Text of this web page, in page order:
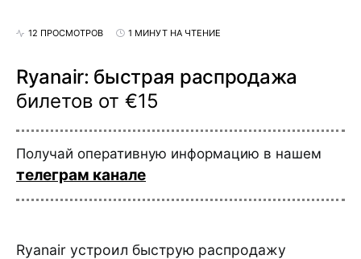
12 ПРОСМОТРОВ 1 МИНУТ НА ЧТЕНИЕ
Ryanair: быстрая распродажа
билетов от €15
Получай оперативную информацию в нашем
телеграм канале
Ryanair устроил быструю распродажу